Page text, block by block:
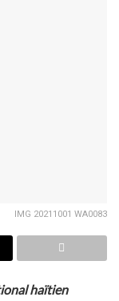
IMG 20211001 WA0083
haïtien